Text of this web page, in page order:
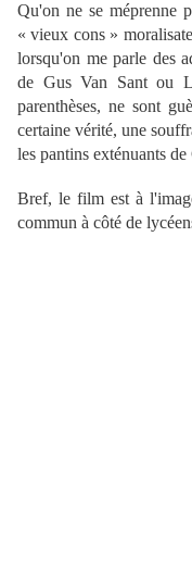
Qu'on ne se méprenne
« vieux cons »
lorsqu'on me parle des
de Gus Van Sant ou
parenthèses, ne sont
certaine vérité, une
les pantins exténuants
Bref, le film est à
commun à côté de